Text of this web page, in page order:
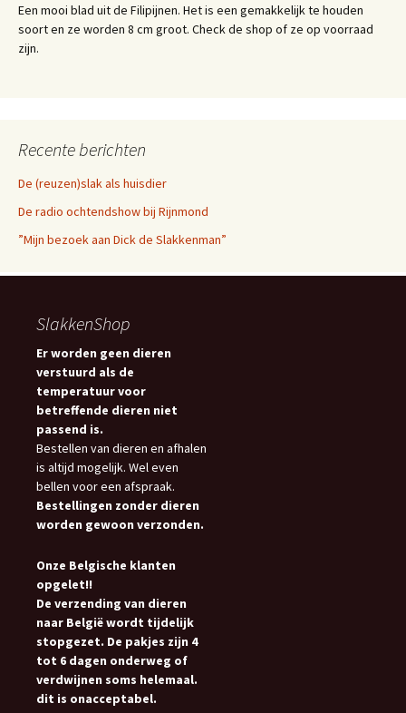
Een mooi blad uit de Filipijnen. Het is een gemakkelijk te houden
soort en ze worden 8 cm groot. Check de shop of ze op voorraad
zijn.
Recente berichten
De (reuzen)slak als huisdier
De radio ochtendshow bij Rijnmond
”Mijn bezoek aan Dick de Slakkenman”
SlakkenShop
Er worden geen dieren
verstuurd als de
temperatuur voor
betreffende dieren niet
passend is.
Bestellen van dieren en afhalen
is altijd mogelijk. Wel even
bellen voor een afspraak.
Bestellingen zonder dieren
worden gewoon verzonden.
Onze Belgische klanten
opgelet!!
De verzending van dieren
naar België wordt tijdelijk
stopgezet. De pakjes zijn 4
tot 6 dagen onderweg of
verdwijnen soms helemaal.
dit is onacceptabel.